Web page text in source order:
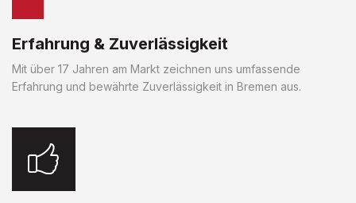
Erfahrung & Zuverlässigkeit
Mit über 17 Jahren am Markt zeichnen uns umfassende
Erfahrung und bewährte Zuverlässigkeit in Bremen aus.